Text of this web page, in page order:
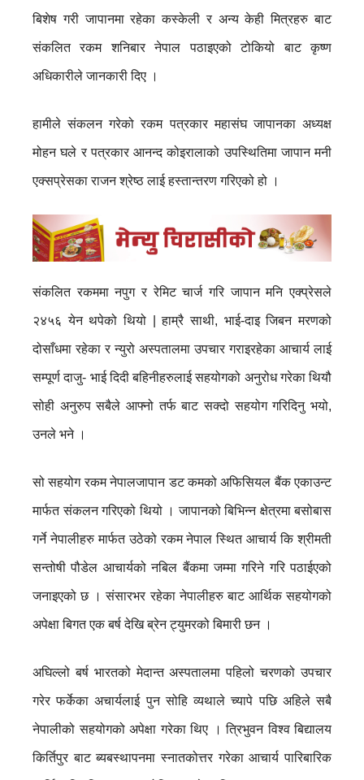
बिशेष गरी जापानमा रहेका कस्केली र अन्य केही मित्रहरु बाट
संकलित रकम शनिबार नेपाल पठाइएको टोकियो बाट कृष्ण
अधिकारीले जानकारी दिए ।
हामीले संकलन गरेको रकम पत्रकार महासंघ जापानका अध्यक्ष
मोहन घले र पत्रकार आनन्द कोइरालाको उपस्थितिमा जापान मनी
एक्सप्रेसका राजन श्रेष्ठ लाई हस्तान्तरण गरिएको हो ।
संकलित रकममा नपुग र रेमिट चार्ज गरि जापान मनि एक्प्रेसले
२४५६ येन थपेको थियो | हाम्रै साथी, भाई-दाइ जिबन मरणको
दोसाँधमा रहेका र न्युरो अस्पतालमा उपचार गराइरहेका आचार्य लाई
सम्पूर्ण दाजु- भाई दिदी बहिनीहरुलाई सहयोगको अनुरोध गरेका थियौ
सोही अनुरुप सबैले आफ्नो तर्फ बाट सक्दो सहयोग गरिदिनु भयो,
उनले भने ।
सो सहयोग रकम नेपालजापान डट कमको अफिसियल बैंक एकाउन्ट
मार्फत संकलन गरिएको थियो । जापानको बिभिन्न क्षेत्रमा बसोबास
गर्ने नेपालीहरु मार्फत उठेको रकम नेपाल स्थित आचार्य कि श्रीमती
सन्तोषी पौडेल आचार्यको नबिल बैंकमा जम्मा गरिने गरि पठाईएको
जनाइएको छ । संसारभर रहेका नेपालीहरु बाट आर्थिक सहयोगको
अपेक्षा बिगत एक बर्ष देखि ब्रेन ट्युमरको बिमारी छन ।
अघिल्लो बर्ष भारतको मेदान्त अस्पतालमा पहिलो चरणको उपचार
गरेर फर्केका अचार्यलाई पुन सोहि व्यथाले च्यापे पछि अहिले सबै
नेपालीको सहयोगको अपेक्षा गरेका थिए । त्रिभुवन विश्व बिद्यालय
किर्तिपुर बाट ब्यबस्थापनमा स्नातकोत्तर गरेका आचार्य पारिबारिक